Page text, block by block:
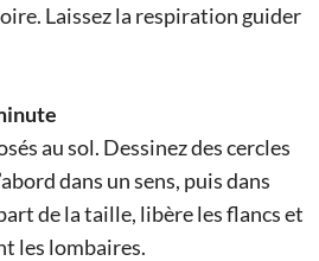
Laissez la respiration guider
au sol. Dessinez des cercles
dans un sens, puis dans
de la taille, libère les flancs et
les lombaires.